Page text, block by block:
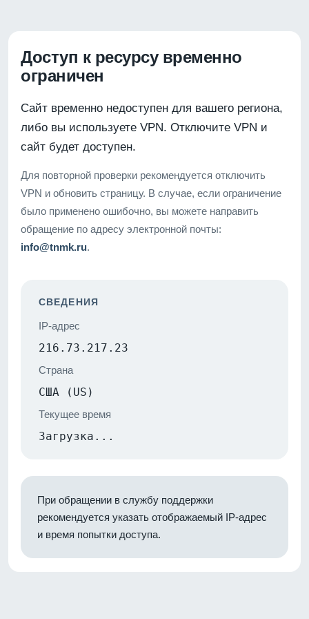
Доступ к ресурсу временно
ограничен
Сайт временно недоступен для вашего региона,
либо вы используете VPN. Отключите VPN и
сайт будет доступен.
Для повторной проверки рекомендуется отключить
VPN и обновить страницу. В случае, если ограничение
было применено ошибочно, вы можете направить
обращение по адресу электронной почты:
info@tnmk.ru.
СВЕДЕНИЯ
IP-адрес
216.73.217.23
Страна
США (US)
Текущее время
Загрузка...
При обращении в службу поддержки
рекомендуется указать отображаемый IP-адрес
и время попытки доступа.